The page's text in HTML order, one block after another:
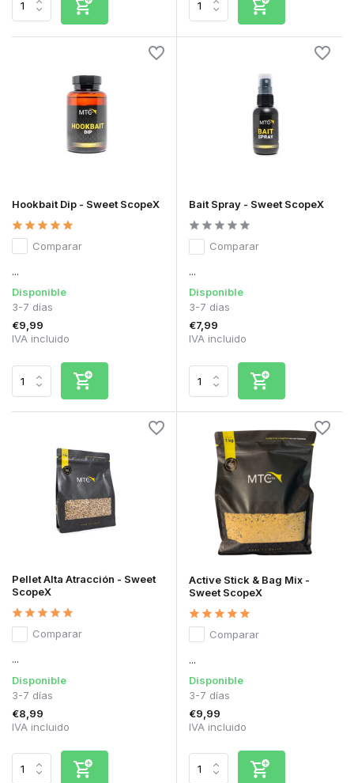
Hookbait Dip - Sweet ScopeX
Comparar
...
Disponible
3-7 días
€9,99
IVA incluido
Bait Spray - Sweet ScopeX
Comparar
...
Disponible
3-7 días
€7,99
IVA incluido
Pellet Alta Atracción - Sweet
ScopeX
Comparar
...
Disponible
3-7 días
€8,99
IVA incluido
Active Stick & Bag Mix -
Sweet ScopeX
Comparar
...
Disponible
3-7 días
€9,99
IVA incluido